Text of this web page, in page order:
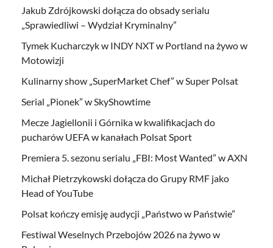
Jakub Zdrójkowski dołącza do obsady serialu
„Sprawiedliwi – Wydział Kryminalny”
Tymek Kucharczyk w INDY NXT w Portland na żywo w
Motowizji
Kulinarny show „SuperMarket Chef” w Super Polsat
Serial „Pionek” w SkyShowtime
Mecze Jagiellonii i Górnika w kwalifikacjach do
pucharów UEFA w kanałach Polsat Sport
Premiera 5. sezonu serialu „FBI: Most Wanted” w AXN
Michał Pietrzykowski dołącza do Grupy RMF jako
Head of YouTube
Polsat kończy emisję audycji „Państwo w Państwie”
Festiwal Weselnych Przebojów 2026 na żywo w